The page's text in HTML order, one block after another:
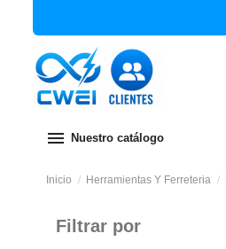
menu Nuestro catálogo
Inicio Herramientas Y Ferreteria
Filtrar por